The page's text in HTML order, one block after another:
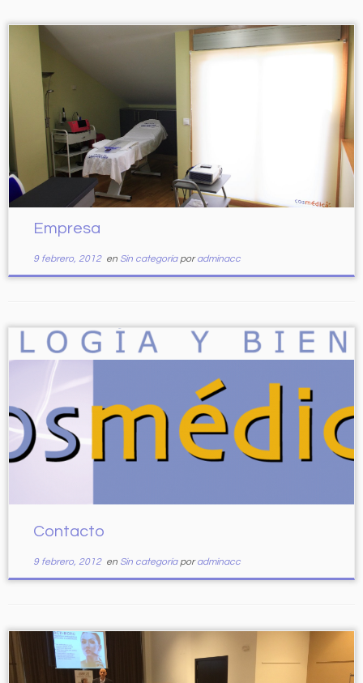
Empresa
9 febrero, 2012en Sin categoría poradminacc
Contacto
9 febrero, 2012en Sin categoría poradminacc